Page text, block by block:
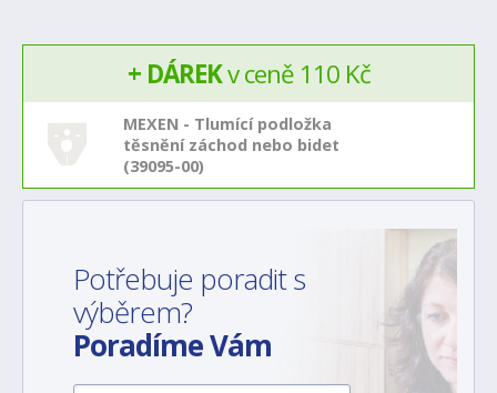
+ DÁREKv ceně 110 Kč
MEXEN - Tlumící podložka
těsnění záchod nebo bidet
(39095-00)
Potřebuje poradit s
výběrem?
Poradíme Vám